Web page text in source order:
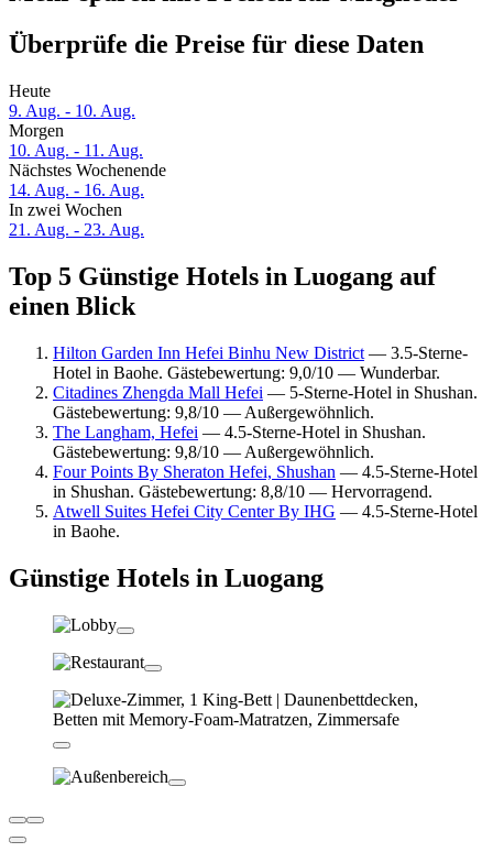
Überprüfe die Preise für diese Daten
Heute
9. Aug. - 10. Aug.
Morgen
10. Aug. - 11. Aug.
Nächstes Wochenende
14. Aug. - 16. Aug.
In zwei Wochen
21. Aug. - 23. Aug.
Top 5 Günstige Hotels in Luogang auf
einen Blick
Hilton Garden Inn Hefei Binhu New District — 3.5-Sterne-
Hotel in Baohe. Gästebewertung: 9,0/10 — Wunderbar.
Citadines Zhengda Mall Hefei — 5-Sterne-Hotel in Shushan.
Gästebewertung: 9,8/10 — Außergewöhnlich.
The Langham, Hefei — 4.5-Sterne-Hotel in Shushan.
Gästebewertung: 9,8/10 — Außergewöhnlich.
Four Points By Sheraton Hefei, Shushan — 4.5-Sterne-Hotel
in Shushan. Gästebewertung: 8,8/10 — Hervorragend.
Atwell Suites Hefei City Center By IHG — 4.5-Sterne-Hotel
in Baohe.
Günstige Hotels in Luogang